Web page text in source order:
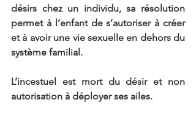
désirs chez un individu, sa résolution
permet à l’enfant de s’autoriser à créer
et à avoir une vie sexuelle en dehors du
système familial.
L’incestuel est mort du désir et non
autorisation à déployer ses ailes.